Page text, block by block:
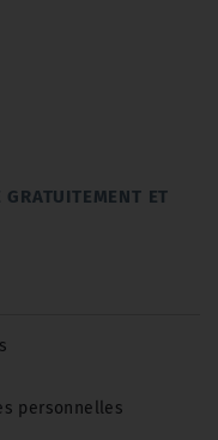
ET
personnelles